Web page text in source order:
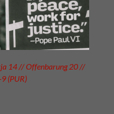
14 // Offenbarung 20 //
(PUR)